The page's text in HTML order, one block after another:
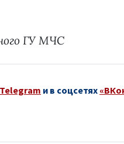
ГУ МЧС
Telegram и в соцсетях